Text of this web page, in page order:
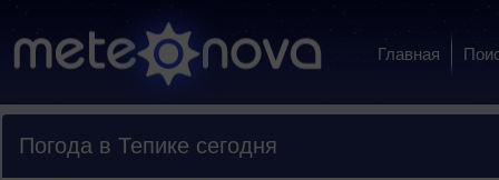
Главная
Погода в Тепике сегодня